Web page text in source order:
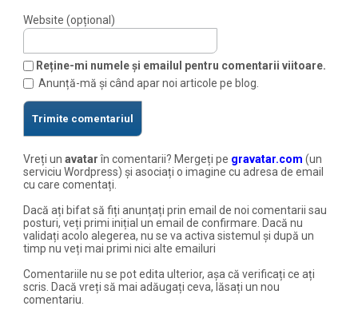
Website (opțional)
Reține-mi numele și emailul pentru comentarii viitoare.
Anunță-mă și când apar noi articole pe blog.
Vreți unavatarîn comentarii? Mergeți pe gravatar.com (un
serviciu Wordpress) și asociați o imagine cu adresa de email
cu care comentați.
Dacă ați bifat să fiți anunțați prin email de noi comentarii sau
posturi, veți primi inițial un email de confirmare. Dacă nu
validați acolo alegerea, nu se va activa sistemul și după un
timp nu veți mai primi nici alte emailuri
Comentariile nu se pot edita ulterior, așa că verificați ce ați
scris. Dacă vreți să mai adăugați ceva, lăsați un nou
comentariu.